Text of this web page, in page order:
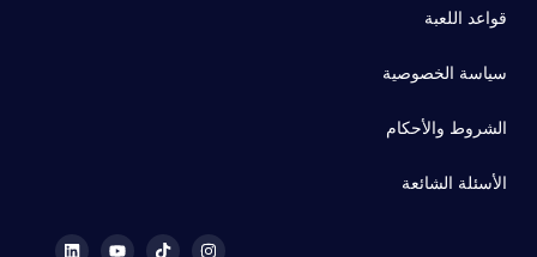
قواعد اللعبة
سياسة الخصوصية
الشروط والأحكام
الأسئلة الشائعة